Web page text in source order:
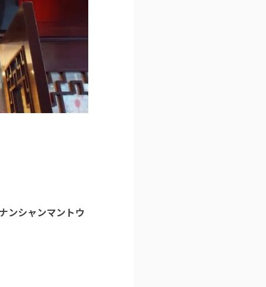
ンシャンマントウ